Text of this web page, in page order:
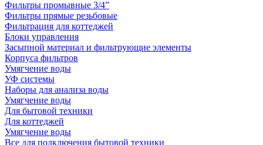
Фильтры промывные 3/4”
Фильтры прямые резьбовые
Фильтрация для коттеджей
Блоки управления
Засыпной материал и фильтрующие элементы
Корпуса фильтров
Умягчение воды
УФ системы
Наборы для анализа воды
Умягчение воды
Для бытовой техники
Для коттеджей
Умягчение воды
Все для подключения бытовой техники